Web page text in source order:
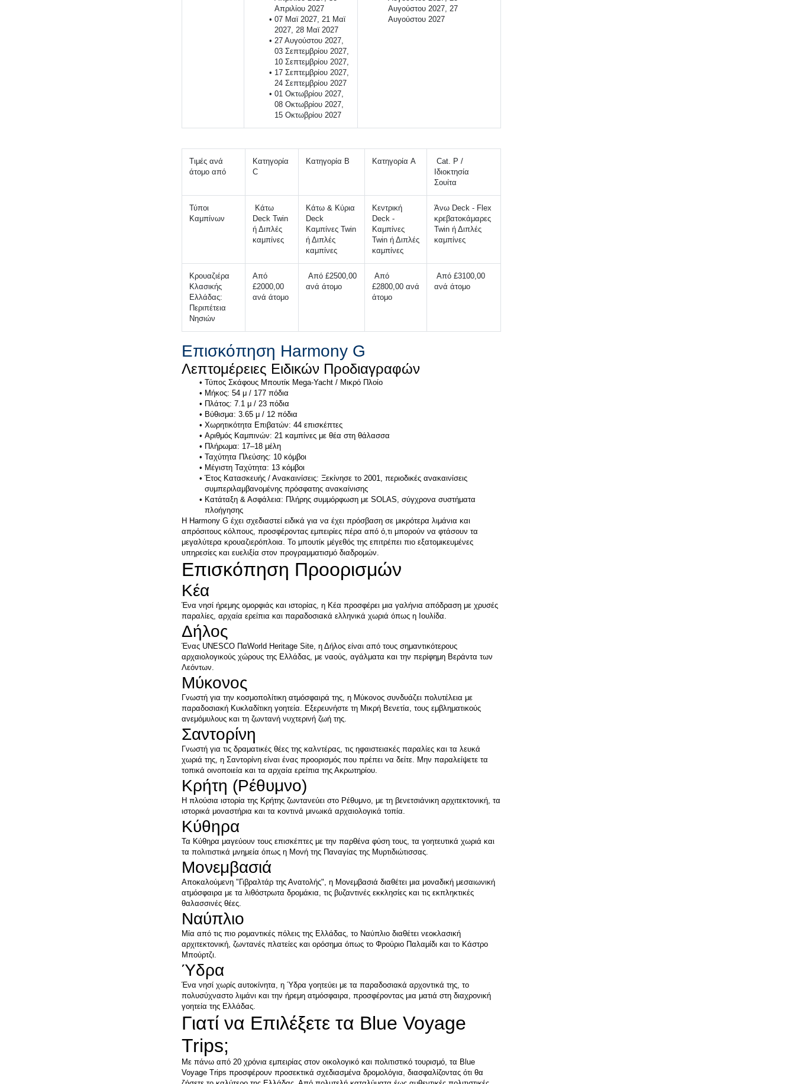
Απριλίου 2027
07 Μαϊ 2027, 21 Μαϊ
2027, 28 Μαϊ 2027
27 Αυγούστου 2027,
03 Σεπτεμβρίου 2027,
17 Σεπτεμβρίου 2027,
24 Σεπτεμβρίου 2027
01 Οκτωβρίου 2027,
08 Οκτωβρίου 2027,
15 Οκτωβρίου 2027
Αυγούστου 2027, 27
Αυγούστου 2027
Τιμές ανά
άτομο από
Κατηγορία
C
Κατηγορία B Κατηγορία A
Ιδιοκτησία
Σουίτα
Τύποι
Καμπίνων
Deck Twin
ή Διπλές
καμπίνες
Κάτω & Κύρια
Deck
Καμπίνες Twin
ή Διπλές
καμπίνες
Κεντρική
Deck -
Καμπίνες
Twin ή Διπλές
καμπίνες
Άνω Deck - Flex
κρεβατοκάμαρες
Twin ή Διπλές
καμπίνες
Κρουαζιέρα
Κλασικής
Ελλάδας:
Περιπέτεια
Νησιών
Από
£2000,00
ανά άτομο
ανά άτομο
£2800,00 ανά
άτομο
ανά άτομο
Επισκόπηση Harmony G
Τύπος Σκάφους Μπουτίκ Mega-Yacht / Μικρό Πλοίο
Χωρητικότητα Επιβατών: 44 επισκέπτες
Πλήρωμα: 17–18 μέλη
Ταχύτητα Πλεύσης: 10 κόμβοι
Μέγιστη Ταχύτητα: 13 κόμβοι
Έτος Κατασκευής / Ανακαινίσεις: Ξεκίνησε το 2001, περιοδικές ανακαινίσεις
Κατάταξη & Ασφάλεια: Πλήρης συμμόρφωση με SOLAS, σύγχρονα συστήματα
Η Harmony G έχει σχεδιαστεί ειδικά για να έχει πρόσβαση σε μικρότερα λιμάνια και
απρόσιτους κόλπους, προσφέροντας εμπειρίες πέρα από ό,τι μπορούν να φτάσουν τα
μεγαλύτερα κρουαζιερόπλοια. Το μπουτίκ μέγεθός της επιτρέπει πιο εξατομικευμένες
υπηρεσίες και ευελιξία στον προγραμματισμό διαδρομών.
Επισκόπηση Προορισμών
Ένα νησί ήρεμης ομορφιάς και ιστορίας, η Κέα προσφέρει μια γαλήνια απόδραση με χρυσές
Ένας UNESCO ΠαWorld Heritage Site, η Δήλος είναι από τους σημαντικότερους
αρχαιολογικούς χώρους της Ελλάδας, με ναούς, αγάλματα και την περίφημη Βεράντα των
Γνωστή για την κοσμοπολίτικη ατμόσφαιρά της, η Μύκονος συνδυάζει πολυτέλεια με
παραδοσιακή Κυκλαδίτικη γοητεία. Εξερευνήστε τη Μικρή Βενετία, τους εμβληματικούς
Γνωστή για τις δραματικές θέες της καλντέρας, τις ηφαιστειακές παραλίες και τα λευκά
χωριά της, η Σαντορίνη είναι ένας προορισμός που πρέπει να δείτε. Μην παραλείψετε τα
Η πλούσια ιστορία της Κρήτης ζωντανεύει στο Ρέθυμνο, με τη βενετσιάνικη αρχιτεκτονική, τα
Τα Κύθηρα μαγεύουν τους επισκέπτες με την παρθένα φύση τους, τα γοητευτικά χωριά και
Αποκαλούμενη "Γιβραλτάρ της Ανατολής", η Μονεμβασιά διαθέτει μια μοναδική μεσαιωνική
ατμόσφαιρα με τα λιθόστρωτα δρομάκια, τις βυζαντινές εκκλησίες και τις εκπληκτικές
Μία από τις πιο ρομαντικές πόλεις της Ελλάδας, το Ναύπλιο διαθέτει νεοκλασική
αρχιτεκτονική, ζωντανές πλατείες και ορόσημα όπως το Φρούριο Παλαμίδι και το Κάστρο
Ένα νησί χωρίς αυτοκίνητα, η Ύδρα γοητεύει με τα παραδοσιακά αρχοντικά της, το
πολυσύχναστο λιμάνι και την ήρεμη ατμόσφαιρα, προσφέροντας μια ματιά στη διαχρονική
γοητεία της Ελλάδας.
Γιατί να Επιλέξετε τα Blue Voyage
Με πάνω από 20 χρόνια εμπειρίας στον οικολογικό και πολιτιστικό τουρισμό, τα Blue
Voyage Trips προσφέρουν προσεκτικά σχεδιασμένα δρομολόγια, διασφαλίζοντας ότι θα